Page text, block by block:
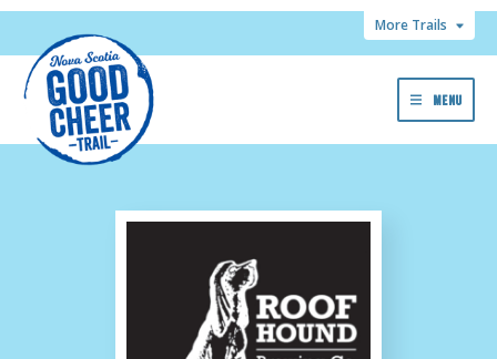
More Trails
MENU